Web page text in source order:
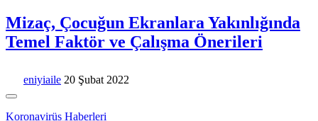
Mizaç, Çocuğun Ekranlara Yakınlığında
Temel Faktör ve Çalışma Önerileri
eniyiaile 20 Şubat 2022
Koronavirüs Haberleri